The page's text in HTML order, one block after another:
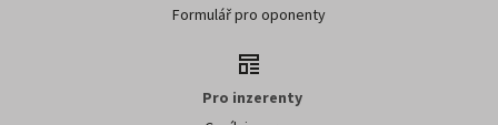
Formulář pro oponenty
Pro inzerenty